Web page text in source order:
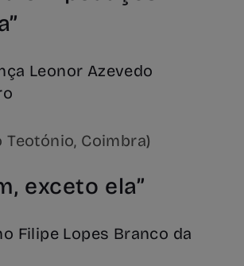
Leonor Azevedo
Teotónio, Coimbra)
exceto ela”
Filipe Lopes Branco da